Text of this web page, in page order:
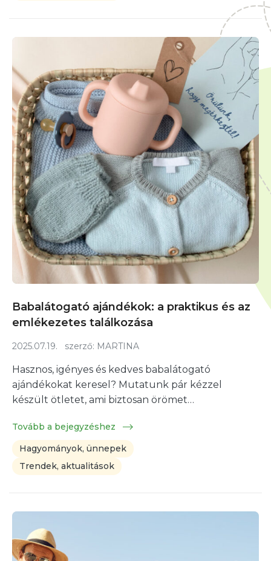
Babalátogató ajándékok: a praktikus és az
emlékezetes találkozása
2025.07.19. szerző: MARTINA
Hasznos, igényes és kedves babalátogató
ajándékokat keresel? Mutatunk pár kézzel
készült ötletet, ami biztosan örömet…
Tovább a bejegyzéshez
Hagyományok, ünnepek
Trendek, aktualitások